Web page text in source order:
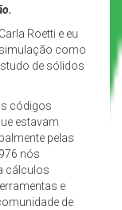
Roetti e eu
como
de sólidos
códigos
estavam
pelas
nós
cálculos
e
de